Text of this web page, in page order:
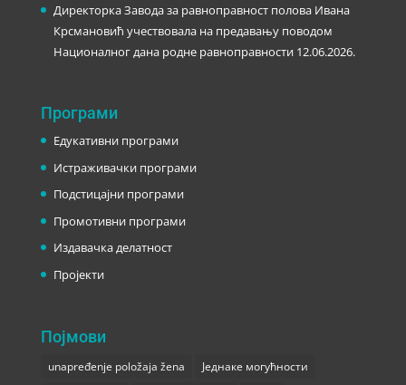
Директорка Завода за равноправност полова Ивана
Крсмановић учествовала на предавању поводом
Националног дана родне равноправности 12.06.2026.
Програми
Едукативни програми
Истраживачки програми
Подстицајни програми
Промотивни програми
Издавачка делатност
Пројекти
Појмови
unapređenje položaja žena
Једнаке могућности